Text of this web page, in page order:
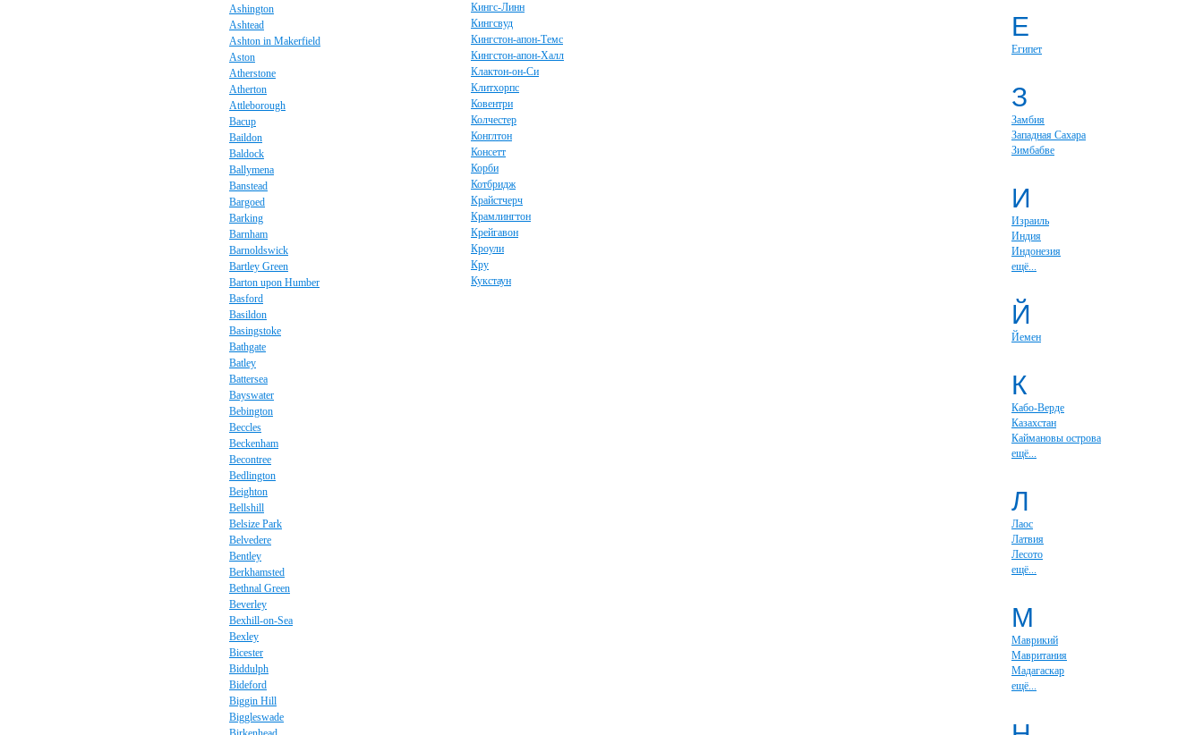
Ashington
Ashtead
Ashton in Makerfield
Aston
Atherstone
Atherton
Attleborough
Bacup
Baildon
Baldock
Ballymena
Banstead
Bargoed
Barking
Barnham
Barnoldswick
Bartley Green
Barton upon Humber
Basford
Basildon
Basingstoke
Bathgate
Batley
Battersea
Bayswater
Bebington
Beccles
Beckenham
Becontree
Bedlington
Beighton
Bellshill
Belsize Park
Belvedere
Bentley
Berkhamsted
Bethnal Green
Beverley
Bexhill-on-Sea
Bexley
Bicester
Biddulph
Bideford
Biggin Hill
Biggleswade
Кингс-Линн
Кингсвуд
Кингстон-апон-Темс
Кингстон-апон-Халл
Клактон-он-Си
Клитхорпс
Ковентри
Колчестер
Конглтон
Консетт
Корби
Котбридж
Крайстчерч
Крамлингтон
Крейгавон
Кроули
Кру
Кукстаун
Е
Египет
З
Замбия
Западная Сахара
Зимбабве
И
Израиль
Индия
Индонезия
ещё...
Й
Йемен
К
Кабо-Верде
Казахстан
Каймановы острова
ещё...
Л
Лаос
Латвия
Лесото
ещё...
М
Маврикий
Мавритания
Мадагаскар
ещё...